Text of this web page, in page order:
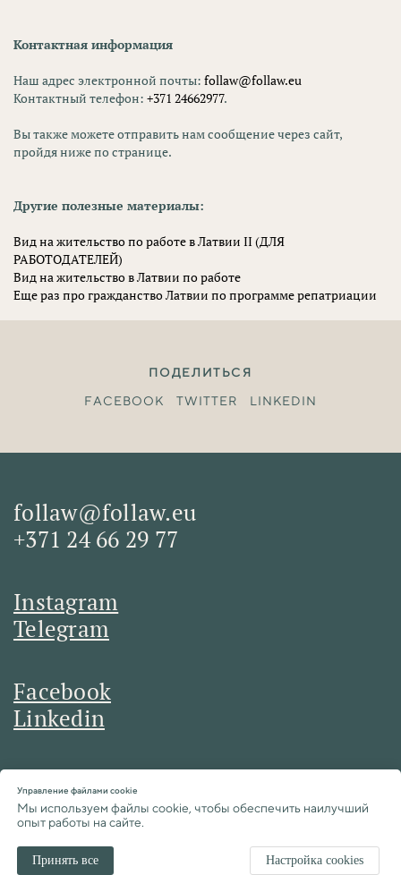
Контактная информация
Наш адрес электронной почты: follaw@follaw.eu
Контактный телефон: +371 24662977.
Вы также можете отправить нам сообщение через сайт,
пройдя ниже по странице.
Другие полезные материалы:
Вид на жительство по работе в Латвии II (ДЛЯ
РАБОТОДАТЕЛЕЙ)
Вид на жительство в Латвии по работе
Еще раз про гражданство Латвии по программе репатриации
ПОДЕЛИТЬСЯ
FACEBOOK
TWITTER LINKEDIN
follaw@follaw.eu
+371 24 66 29 77
Instagram
Telegram
Facebook
Linkedin
Отправить
сообщение
Управление файлами cookie
Мы используем файлы cookie, чтобы обеспечить наилучший
опыт работы на сайте.
Принять все Настройка cookies